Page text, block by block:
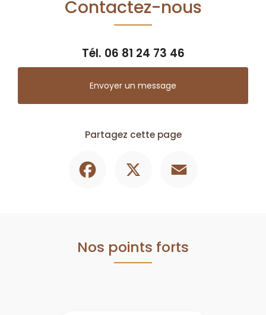
Contactez-nous
Tél. 06 81 24 73 46
Envoyer un message
Partagez cette page
Nos points forts